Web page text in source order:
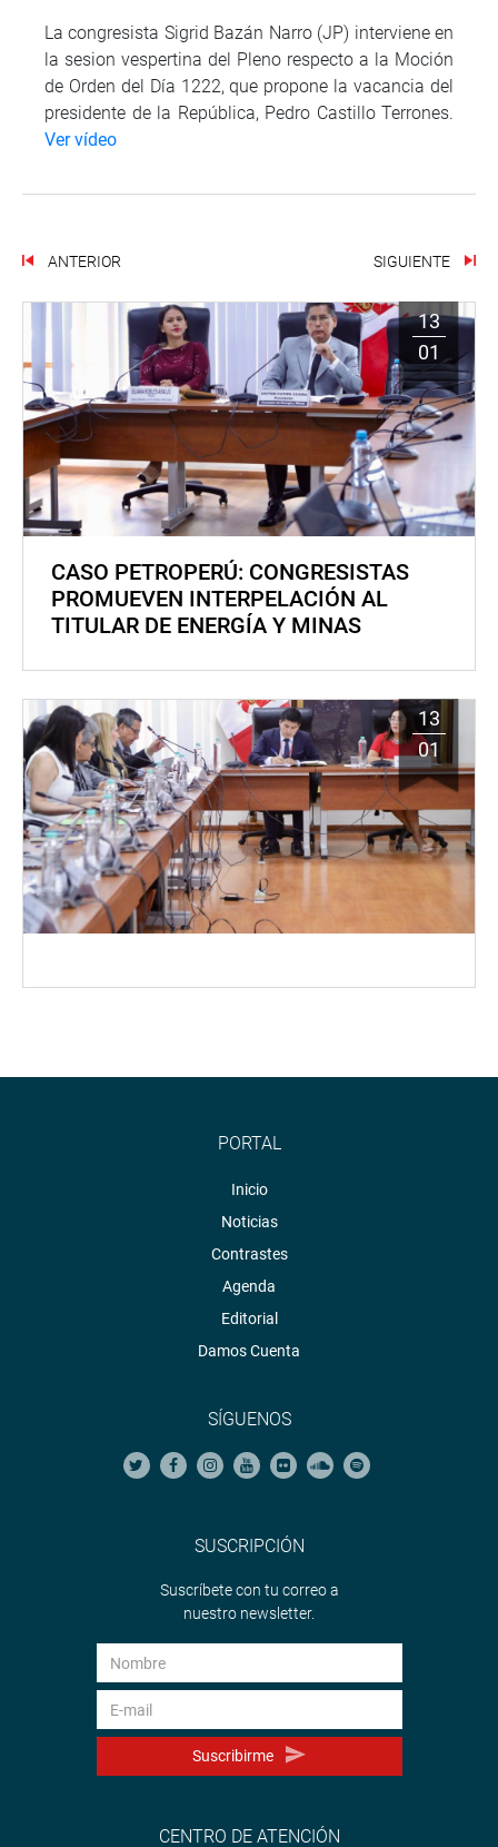
La congresista Sigrid Bazán Narro (JP) interviene en
la sesion vespertina del Pleno respecto a la Moción
de Orden del Día 1222, que propone la vacancia del
presidente de la República, Pedro Castillo Terrones.
Ver vídeo
ANTERIOR SIGUIENTE
13
01
CASO PETROPERÚ: CONGRESISTAS
PROMUEVEN INTERPELACIÓN AL
TITULAR DE ENERGÍA Y MINAS
13
01
PORTAL
Inicio
Noticias
Contrastes
Agenda
Editorial
Damos Cuenta
SÍGUENOS
SUSCRIPCIÓN
Suscríbete con tu correo a
nuestro newsletter.
Suscribirme
CENTRO DE ATENCIÓN